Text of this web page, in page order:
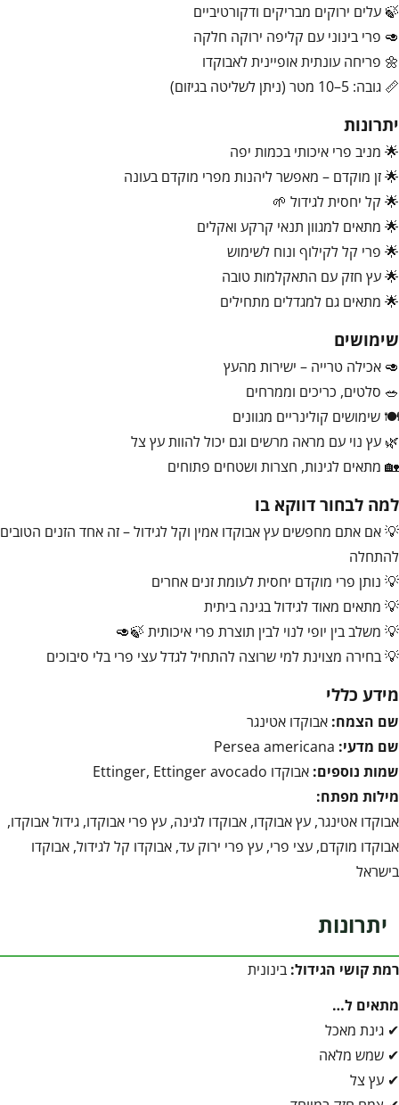
🍃 עלים ירוקים מבריקים ודקורטיביים
🥑 פרי בינוני עם קליפה ירוקה חלקה
🌼 פריחה עונתית אופיינית לאבוקדו
📏 גובה: 5–10 מטר (ניתן לשליטה בגיזום)
יתרונות
🌟 מניב פרי איכותי בכמות יפה
🌟 זן מוקדם – מאפשר ליהנות מפרי מוקדם בעונה
🌟 קל יחסית לגידול 🌱
🌟 מתאים למגוון תנאי קרקע ואקלים
🌟 פרי קל לקילוף ונוח לשימוש
🌟 עץ חזק עם התאקלמות טובה
🌟 מתאים גם למגדלים מתחילים
שימושים
🥑 אכילה טרייה – ישירות מהעץ
🥗 סלטים, כריכים וממרחים
🍽️ שימושים קולינריים מגוונים
🌿 עץ נוי עם מראה מרשים וגם יכול להוות עץ צל
🏡 מתאים לגינות, חצרות ושטחים פתוחים
למה לבחור דווקא בו
💡 אם אתם מחפשים עץ אבוקדו אמין וקל לגידול – זה אחד הזנים הטובים
להתחלה
💡 נותן פרי מוקדם יחסית לעומת זנים אחרים
💡 מתאים מאוד לגידול בגינה ביתית
💡 משלב בין יופי לנוי לבין תוצרת פרי איכותית 🍃🥑
💡 בחירה מצוינת למי שרוצה להתחיל לגדל עצי פרי בלי סיבוכים
מידע כללי
שם הצמח: אבוקדו אטינגר
שם מדעי:
שמות נוספים: אבוקדו Ettinger, Ettinger avocado
מילות מפתח:
אבוקדו אטינגר, עץ אבוקדו, אבוקדו לגינה, עץ פרי אבוקדו, גידול אבוקדו,
אבוקדו מוקדם, עצי פרי, עץ פרי ירוק עד, אבוקדו קל לגידול, אבוקדו
בישראל
יתרונות
רמת קושי הגידול: בינונית
מתאים ל…
✔ גינת מאכל
✔ שמש מלאה
✔ עץ צל